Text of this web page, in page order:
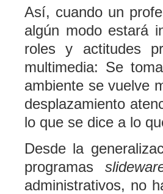
Así, cuando un
algún modo estará
roles y actitudes
multimedia: Se
ambiente se vuelve
desplazamiento
lo que se dice a lo
Desde la
programas
administrativos, no